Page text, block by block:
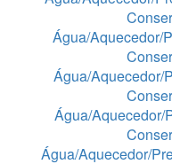
Água/Aquecedor/
Água/Aquecedor/
Água/Aquecedor/
Água/Aquecedor/